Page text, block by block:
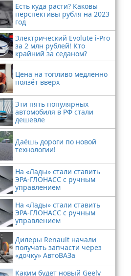
Есть куда расти? Каковы
перспективы рубля на 2023
год
Электрический Evolute i-Pro
за 2 млн рублей! Кто
крайний за седаном?
Цена на топливо медленно
ползёт вверх
Эти пять популярных
автомобиля в РФ стали
дешевле
Даёшь дороги по новой
технологии!
На «Лады» стали ставить
ЭРА-ГЛОНАСС с ручным
управлением
На «Лады» стали ставить
ЭРА-ГЛОНАСС с ручным
управлением
Дилеры Renault начали
получать запчасти через
«дочку» АвтоВАЗа
Каким будет новый Geely